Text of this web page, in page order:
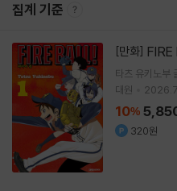
집계 기준
[만화]
타츠 유키노부
대원
10%
320원